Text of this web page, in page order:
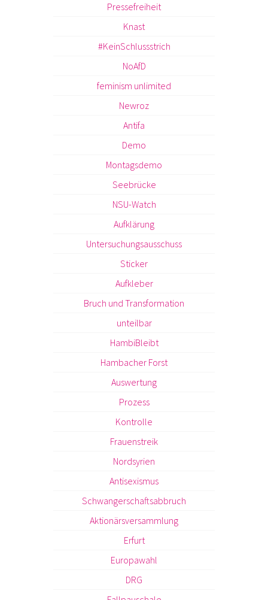
Pressefreiheit
Knast
#KeinSchlussstrich
NoAfD
feminism unlimited
Newroz
Antifa
Demo
Montagsdemo
Seebrücke
NSU-Watch
Aufklärung
Untersuchungsausschuss
Sticker
Aufkleber
Bruch und Transformation
unteilbar
HambiBleibt
Hambacher Forst
Auswertung
Prozess
Kontrolle
Frauenstreik
Nordsyrien
Antisexismus
Schwangerschaftsabbruch
Aktionärsversammlung
Erfurt
Europawahl
DRG